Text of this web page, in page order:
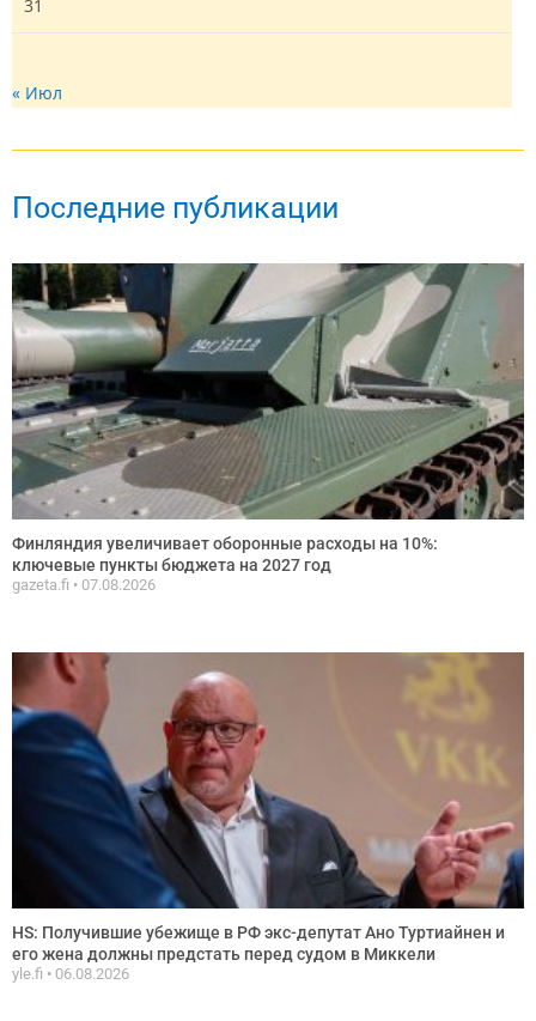
31
« Июл
Последние публикации
Финляндия увеличивает оборонные расходы на 10%:
ключевые пункты бюджета на 2027 год
gazeta.fi 07.08.2026
HS: Получившие убежище в РФ экс-депутат Ано Туртиайнен и
его жена должны предстать перед судом в Миккели
yle.fi 06.08.2026